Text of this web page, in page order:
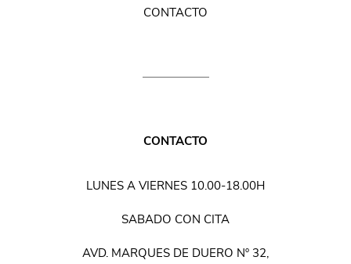
CONTACTO
CONTACTO
LUNES A VIERNES 10.00-18.00H
SABADO CON CITA
AVD. MARQUES DE DUERO Nº 32,